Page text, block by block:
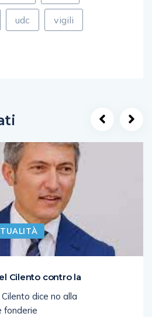
udc vigili
Cilento contro la
dice no alla
fonderie